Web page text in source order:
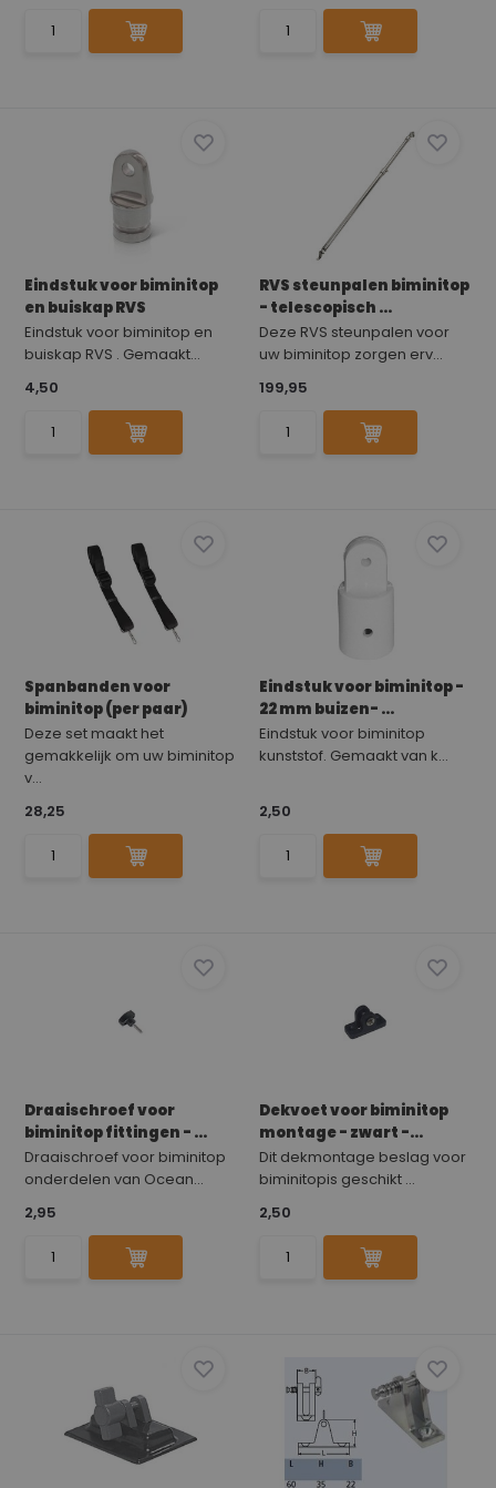
Eindstuk voor biminitop
en buiskap RVS
Eindstuk voor biminitop en
buiskap RVS . Gemaakt...
4,50
RVS steunpalen biminitop
- telescopisch ...
Deze RVS steunpalen voor
uw biminitop zorgen erv...
199,95
Spanbanden voor
biminitop (per paar)
Deze set maakt het
gemakkelijk om uw biminitop
v...
28,25
Eindstuk voor biminitop -
22 mm buizen- ...
Eindstuk voor biminitop
kunststof. Gemaakt van k...
2,50
Draaischroef voor
biminitop fittingen - ...
Draaischroef voor biminitop
onderdelen van Ocean...
2,95
Dekvoet voor biminitop
montage - zwart -...
Dit dekmontage beslag voor
biminitopis geschikt ...
2,50